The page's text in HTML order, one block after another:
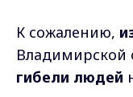
К сожалению,
Владимирской
гибели людей